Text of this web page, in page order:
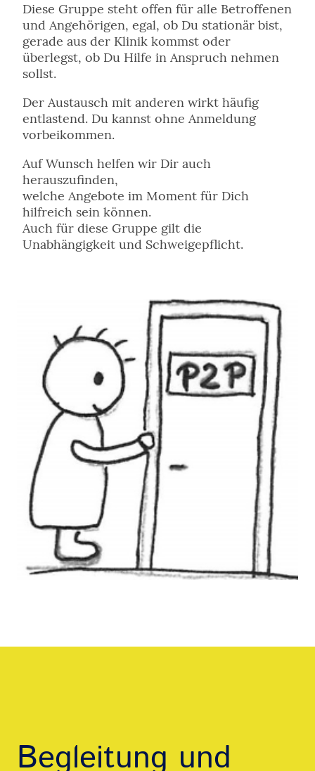
Diese Gruppe steht offen für alle Betroffenen
und Angehörigen, egal, ob Du stationär bist,
gerade aus der Klinik kommst oder
überlegst, ob Du Hilfe in Anspruch nehmen
sollst.
Der Austausch mit anderen wirkt häufig
entlastend. Du kannst ohne Anmeldung
vorbeikommen.
Auf Wunsch helfen wir Dir auch
herauszufinden,
welche Angebote im Moment für Dich
hilfreich sein können.
Auch für diese Gruppe gilt die
Unabhängigkeit und Schweigepflicht.
Begleitung und